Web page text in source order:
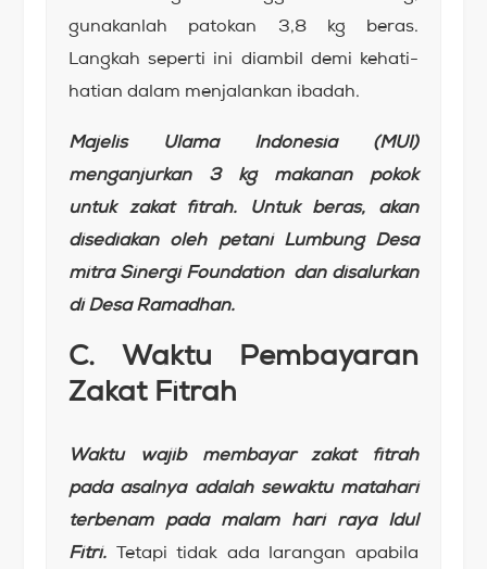
gunakanlah patokan 3,8 kg beras.
Langkah seperti ini diambil demi kehati-
hatian dalam menjalankan ibadah.
Majelis Ulama Indonesia (MUI)
menganjurkan 3 kg makanan pokok
untuk zakat fitrah. Untuk beras, akan
disediakan oleh petani Lumbung Desa
mitra Sinergi Foundation dan disalurkan
di Desa Ramadhan.
C. Waktu Pembayaran
Zakat Fitrah
Waktu wajib membayar zakat fitrah
pada asalnya adalah sewaktu matahari
terbenam pada malam hari raya Idul
Fitri. Tetapi tidak ada larangan apabila